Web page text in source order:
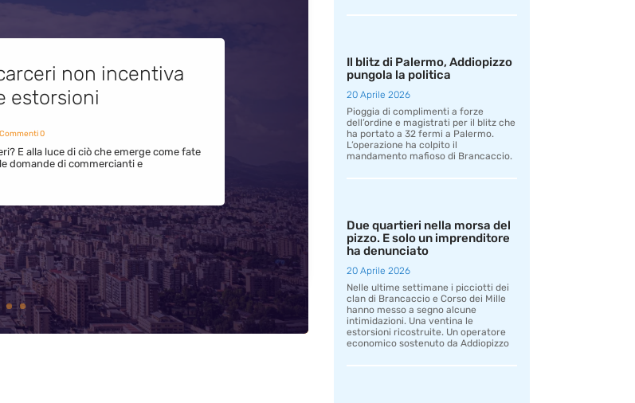
non incentiva
estorsioni
0
E alla luce di ciò che emerge come fate
domande di commercianti e
Il blitz di Palermo, Addiopizzo
pungola la politica
20 Aprile 2026
Pioggia di complimenti a forze
dell’ordine e magistrati per il blitz che
ha portato a 32 fermi a Palermo.
L’operazione ha colpito il
mandamento mafioso di Brancaccio.
Due quartieri nella morsa del
pizzo. E solo un imprenditore
ha denunciato
20 Aprile 2026
Nelle ultime settimane i picciotti dei
clan di Brancaccio e Corso dei Mille
hanno messo a segno alcune
intimidazioni. Una ventina le
estorsioni ricostruite. Un operatore
economico sostenuto da Addiopizzo